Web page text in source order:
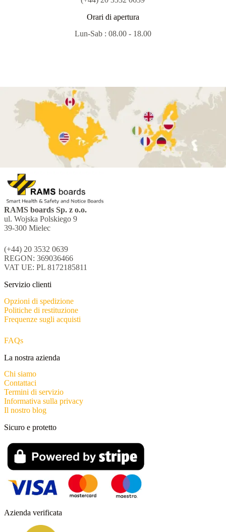
Orari di apertura
Lun-Sab : 08.00 - 18.00
RAMS boards Sp. z o.o.
ul. Wojska Polskiego 9
39-300 Mielec
(+44) 20 3532 0639
REGON: 369036466
VAT UE: PL 8172185811
Servizio clienti
Opzioni di spedizione
Politiche di restituzione
Frequenze sugli acquisti
FAQs
La nostra azienda
Chi siamo
Contattaci
Termini di servizio
Informativa sulla privacy
Il nostro blog
Azienda verificata
Sicuro e protetto